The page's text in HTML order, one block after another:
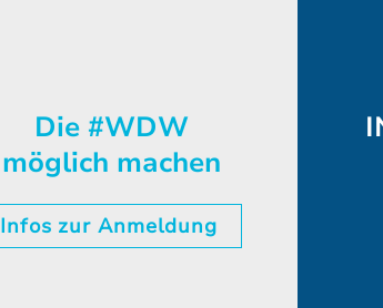
Die #WDW
möglich machen
Infos zur Anmeldung